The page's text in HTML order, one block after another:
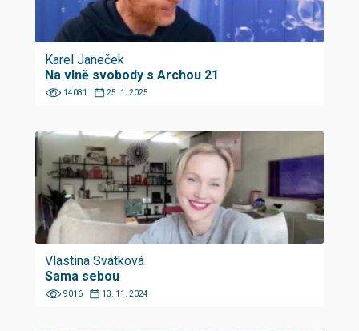
Karel Janeček
Na vlně svobody s Archou 21
14081 25. 1. 2025
Vlastina Svátková
Sama sebou
9016 13. 11. 2024